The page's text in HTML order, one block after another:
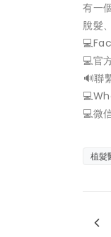
有一
脫髮
💻官
️🔊聯
💻微
植髮